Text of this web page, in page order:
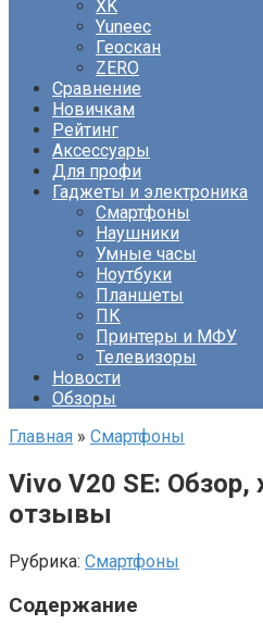
XK
Yuneec
Геоскан
ZERO
Сравнение
Новичкам
Рейтинг
Аксессуары
Для профи
Гаджеты и электроника
Смартфоны
Наушники
Умные часы
Ноутбуки
Планшеты
ПК
Принтеры и МФУ
Телевизоры
Новости
Обзоры
Главная » Смартфоны
Vivo V20 SE: Обзор,
отзывы
Рубрика: Смартфоны
Содержание